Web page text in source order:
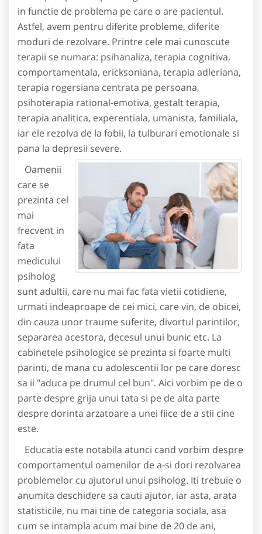
in functie de problema pe care o are pacientul.
Astfel, avem pentru diferite probleme, diferite
moduri de rezolvare. Printre cele mai cunoscute
terapii se numara: psihanaliza, terapia cognitiva,
comportamentala, ericksoniana, terapia adleriana,
terapia rogersiana centrata pe persoana,
psihoterapia rational-emotiva, gestalt terapia,
terapia analitica, experentiala, umanista, familiala,
iar ele rezolva de la fobii, la tulburari emotionale si
pana la depresii severe.
Oamenii
care se
prezinta cel
mai
frecvent in
fata
medicului
psiholog
sunt adultii, care nu mai fac fata vietii cotidiene,
urmati indeaproape de cei mici, care vin, de obicei,
din cauza unor traume suferite, divortul parintilor,
separarea acestora, decesul unui bunic etc. La
cabinetele psihologice se prezinta si foarte multi
parinti, de mana cu adolescentii lor pe care doresc
sa ii "aduca pe drumul cel bun". Aici vorbim pe de o
parte despre grija unui tata si pe de alta parte
despre dorinta arzatoare a unei fiice de a stii cine
este.
Educatia este notabila atunci cand vorbim despre
comportamentul oamenilor de a-si dori rezolvarea
problemelor cu ajutorul unui psiholog. Iti trebuie o
anumita deschidere sa cauti ajutor, iar asta, arata
statisticile, nu mai tine de categoria sociala, asa
cum se intampla acum mai bine de 20 de ani,